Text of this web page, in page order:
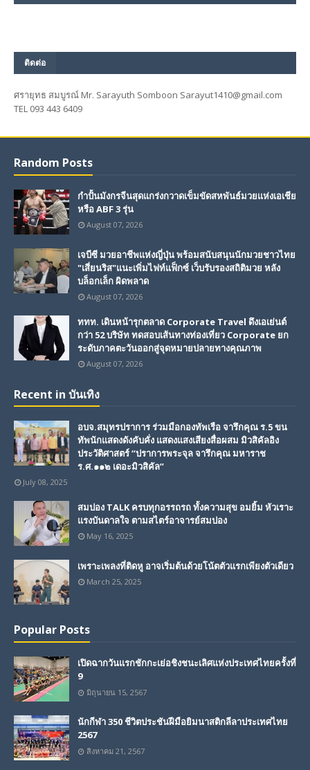
ติดต่อ
ศรายุทธ สมบูรณ์ Mr. Sarayuth Somboon Sarayut1410@gmail.com
TEL 093 443 6409
Random Posts
กำปั้นมังกรจีนสุดแกร่งกวาดเข็มขัดสหพันธ์มวยแห่งเอเชีย
หรือ ABF 3 รุ่น
August 07, 2026
เจบีซี มวยอาชีพแห่งญี่ปุ่น พร้อมสนับสนุนนักมวยชาวไทย
"เสี่ยนริส"แนะเพิ่มไฟท์แฟ็กซ์ เว็บรับรองสถิติมวย หลัง
บล็อกเล็ก ผิดพลาด
August 07, 2026
ททท. เดินหน้ารุกตลาด Corporate Travel ดึงเอเย่นต์
กว่า 52 บริษัท ทดสอบเส้นทางท่องเที่ยว Corporate ยก
ระดับภาคตะวันออกสู่จุดหมายปลายทางคุณภาพ
August 07, 2026
Recent in บันเทิง
อบจ.สมุทรปราการ ร่วมมือกองทัพเรือ จารึกคุณ ร.5 ขน
ทัพนักแสดงดังคับคั่ง แสดงแสงเสียงสื่อผสม มิวสิคัลอิง
ประวัติศาสตร์ “ปราการพระจุล จารึกคุณ มหาราช
ร.ศ.๑๑๒ เดอะมิวสิคัล”
July 08, 2025
สมปอง TALK ครบทุกอรรถรถ ทั้งความสุข อมยิ้ม หัวเราะ
แรงบันดาลใจ ตามสไตร์อาจารย์สมปอง
May 16, 2025
เพราะเพลงที่ติดหู อาจเริ่มต้นด้วยโน้ตตัวแรกเพียงตัวเดียว
March 25, 2025
Popular Posts
เปิดฉากวันแรกชักกะเย่อชิงชนะเลิศแห่งประเทศไทยครั้งที่
9
มิถุนายน 15, 2567
นักกีฬา 350 ชีวิตประชันฝีมือยิมนาสติกลีลาประเทศไทย
2567
สิงหาคม 21, 2567